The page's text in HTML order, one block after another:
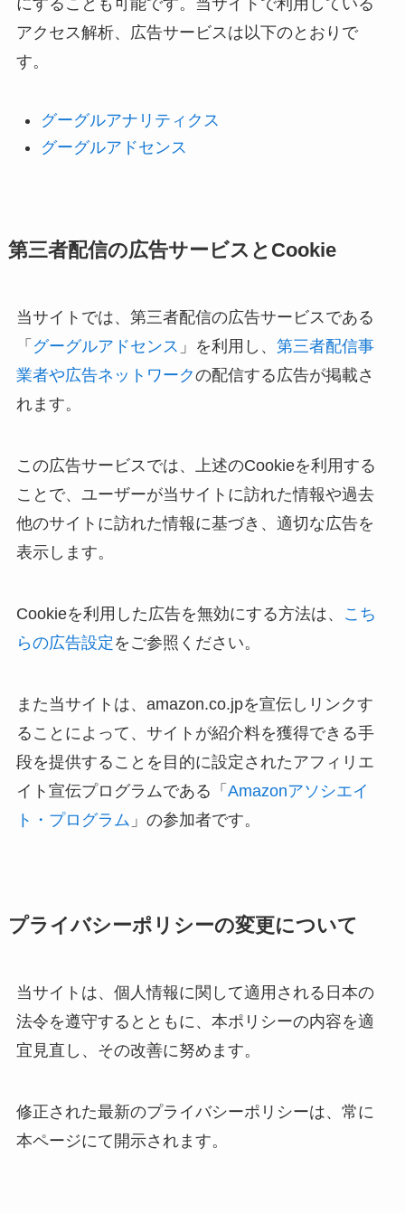
にすることも可能です。当サイトで利用している
アクセス解析、広告サービスは以下のとおりで
す。
グーグルアナリティクス
グーグルアドセンス
第三者配信の広告サービスとCookie
当サイトでは、第三者配信の広告サービスである
「 グーグルアドセンス 」を利用し、 第三者配信事
業者や広告ネットワークの配信する広告が掲載さ
れます。
この広告サービスでは、上述のCookieを利用する
ことで、ユーザーが当サイトに訪れた情報や過去
他のサイトに訪れた情報に基づき、適切な広告を
表示します。
Cookieを利用した広告を無効にする方法は、
こち
らの広告設定 をご参照ください。
また当サイトは、amazon.co.jpを宣伝しリンクす
ることによって、サイトが紹介料を獲得できる手
段を提供することを目的に設定されたアフィリエ
イト宣伝プログラムである「 Amazonアソシエイ
ト・プログラム 」の参加者です。
プライバシーポリシーの変更について
当サイトは、個人情報に関して適用される日本の
法令を遵守するとともに、本ポリシーの内容を適
宜見直し、その改善に努めます。
修正された最新のプライバシーポリシーは、常に
本ページにて開示されます。